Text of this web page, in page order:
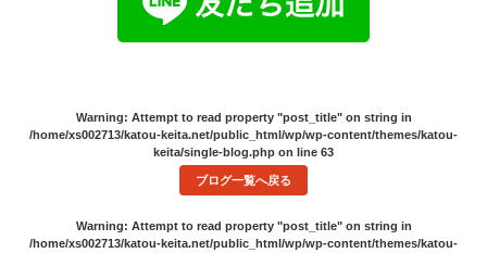
Warning: Attempt to read property "post_title" on string in
/home/xs002713/katou-keita.net/public_html/wp/wp-content/themes/katou-
keita/single-blog.php on line 63
ブログ一覧へ戻る
Warning: Attempt to read property "post_title" on string in
/home/xs002713/katou-keita.net/public_html/wp/wp-content/themes/katou-